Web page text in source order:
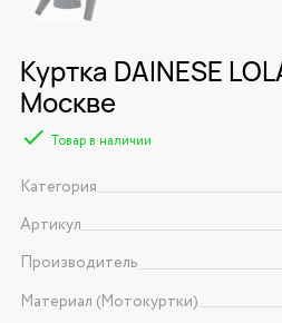
Куртка DAINESE
Москве
Товар в наличии
Категория
Артикул
Производитель
Материал (Мотокуртки)